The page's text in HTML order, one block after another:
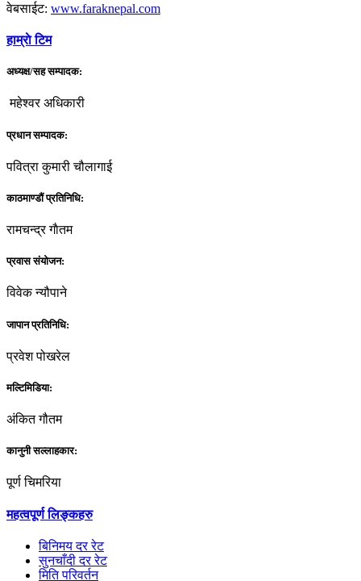
वेबसाईट: www.faraknepal.com
हाम्राे टिम
अध्यक्ष/सह सम्पादक:
महेश्वर अधिकारी
प्रधान सम्पादक:
पवित्रा कुमारी चौलागाई
काठमाण्डौं प्रतिनिधि:
रामचन्द्र गाैतम
प्रवास संयोजन:
विवेक न्यौपाने
जापान प्रतिनिधि:
प्रवेश पोखरेल
मल्टिमिडिया:
अंकित गौतम
कानुनी सल्लाहकार:
पूर्ण चिमरिया
महत्वपूर्ण लिङ्कहरु
बिनिमय दर रेट
सुनचाँदी दर रेट
मिति परिवर्तन